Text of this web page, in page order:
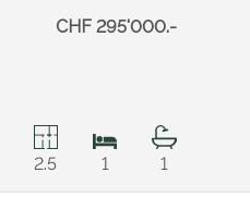
CHF 295'000.-
2.5
1 1